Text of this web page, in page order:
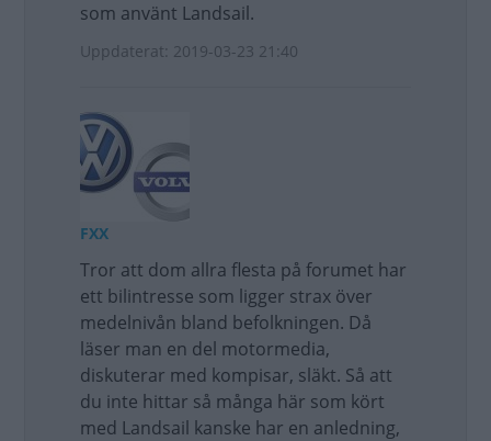
som använt Landsail.
Uppdaterat: 2019-03-23 21:40
FXX
Tror att dom allra flesta på forumet har
ett bilintresse som ligger strax över
medelnivån bland befolkningen. Då
läser man en del motormedia,
diskuterar med kompisar, släkt. Så att
du inte hittar så många här som kört
med Landsail kanske har en anledning,